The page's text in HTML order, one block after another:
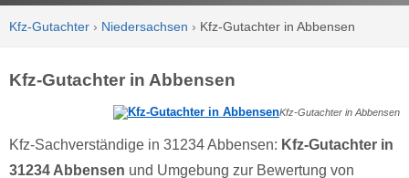
Kfz-Gutachter › Niedersachsen › Kfz-Gutachter in Abbensen
Kfz-Gutachter in Abbensen
Kfz-Gutachter in Abbensen
Kfz-Sachverständige in 31234 Abbensen: Kfz-Gutachter in
31234 Abbensen und Umgebung zur Bewertung von